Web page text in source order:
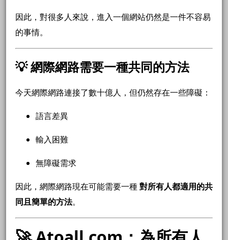
因此，對很多人來說，進入一個網站仍然是一件不容易
的事情。
💡 網際網路需要一種共同的方法
今天網際網路連接了數十億人，但仍然存在一些障礙：
語言差異
輸入困難
無障礙需求
因此，網際網路現在可能需要一種對所有人都適用的共
同且簡單的方法。